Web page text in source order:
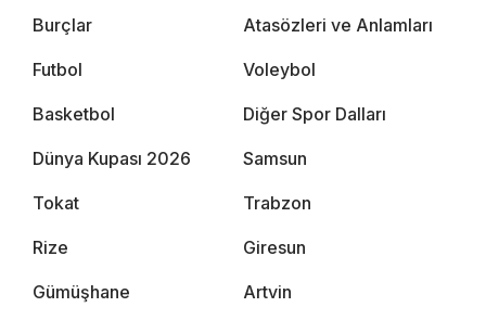
Burçlar Atasözleri ve Anlamları
Futbol Voleybol
Basketbol Diğer Spor Dalları
Dünya Kupası 2026 Samsun
Tokat Trabzon
Rize Giresun
Gümüşhane Artvin